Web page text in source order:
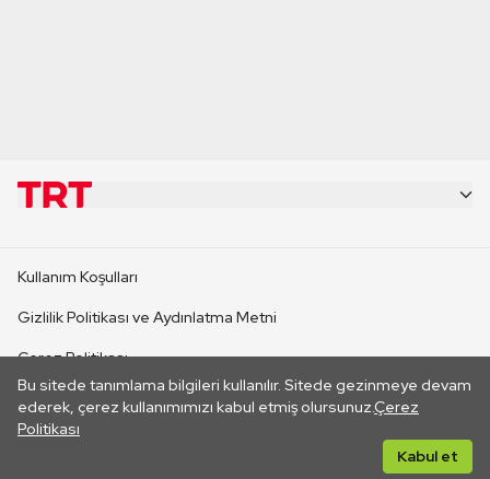
Bu sitede tanımlama bilgileri kullanılır. Sitede gezinmeye devam
ederek, çerez kullanımımızı kabul etmiş olursunuz.Çerez
Politikası
Kabul et
CANLI YAYINLAR
Kullanım Koşulları
Gizlilik Politikası ve Aydınlatma Metni
Çerez Politikası
İletişim
Her hakkı saklıdır. ©2026 TRT. Bağlantı yoluyla gidilen dış